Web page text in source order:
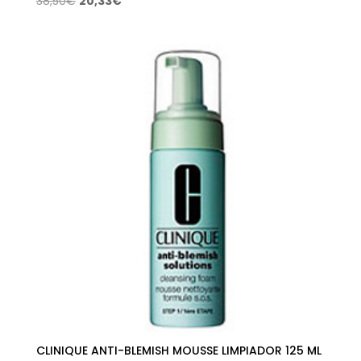
CLINIQUE ANTI-BLEMISH MOUSSE LIMPIADOR 125 ML